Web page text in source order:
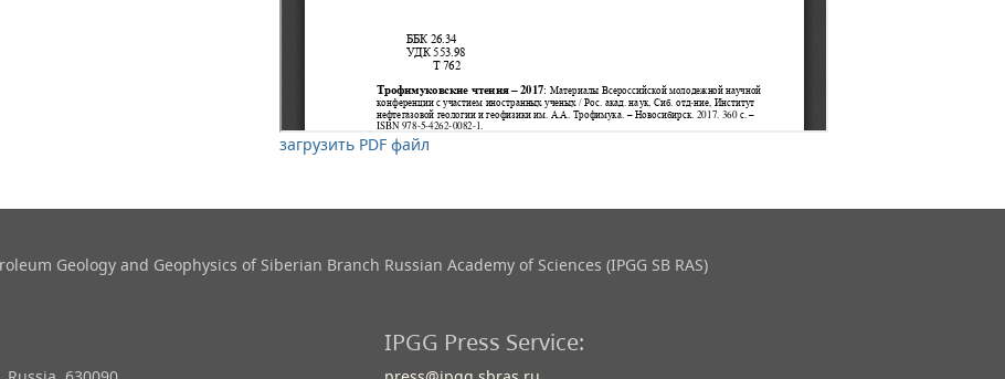
загрузить PDF файл
Geology and Geophysics​ of Siberian Branch Russian Academy of Sciences (IPGG SB RAS)
IPGG Press Service: